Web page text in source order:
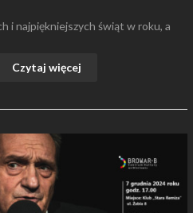
i najpiękniejszych świąt w roku, a
Czytaj więcej